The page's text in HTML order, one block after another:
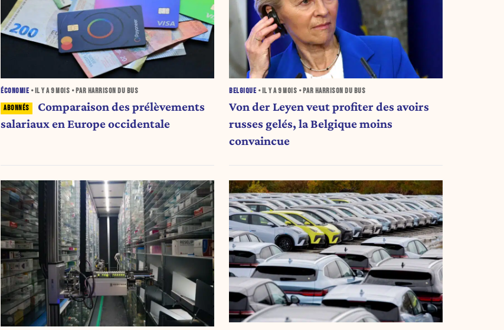
ÉCONOMIE • IL Y A9 MOIS • PAR HARRISON DU BUS
Comparaison des prélèvements
salariaux en Europe occidentale
BELGIQUE • IL Y A9 MOIS • PAR HARRISON DU BUS
Von der Leyen veut profiter des avoirs
russes gelés, la Belgique moins
convaincue